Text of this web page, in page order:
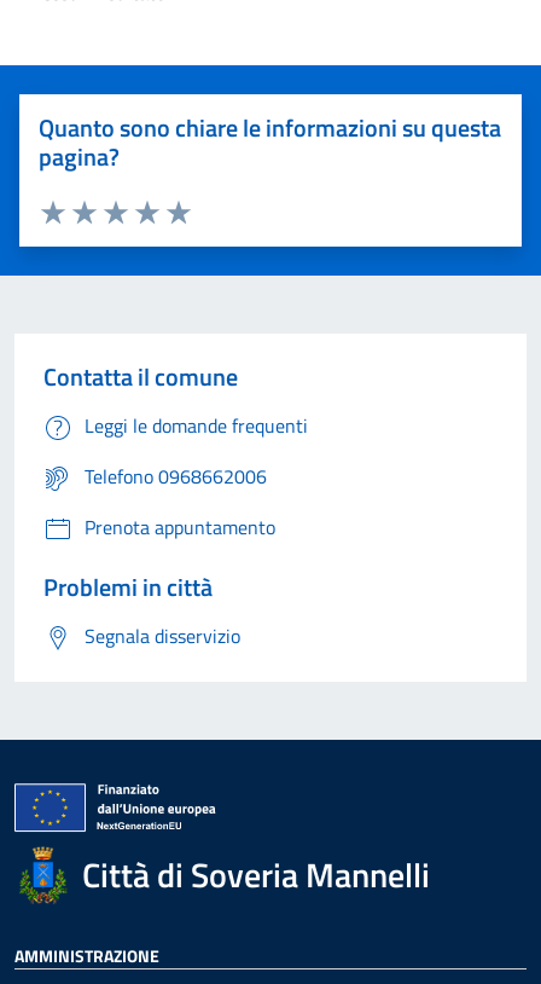
Quanto sono chiare le informazioni su questa
pagina?
Valuta 5 stelle su 5
Valuta 4 stelle su 5
Valuta 3 stelle su 5
Valuta 2 stelle su 5
Valuta 1 stelle su 5
Contatta il comune
Leggi le domande frequenti
Telefono 0968662006
Prenota appuntamento
Problemi in città
Segnala disservizio
Città di Soveria Mannelli
AMMINISTRAZIONE